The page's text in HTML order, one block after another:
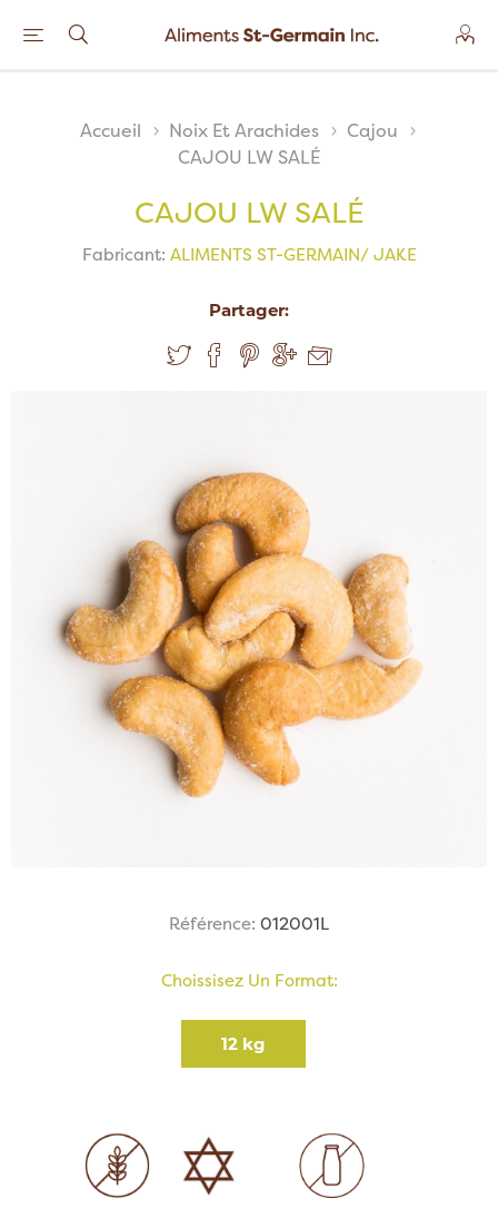
Accueil Noix Et Arachides
Cajou
CAJOU LW SALÉ
CAJOU LW SALÉ
Fabricant: ALIMENTS ST-GERMAIN/ JAKE
Partager:
Référence: 012001L
Choissisez Un Format:
12 kg